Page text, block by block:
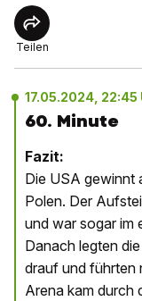
Teilen
17.05.2024, 22:45
60. Minute
Fazit:
Die USA gewinnt
Polen. Der
und war sogar im
Danach legten
drauf und führten
Arena kam durch